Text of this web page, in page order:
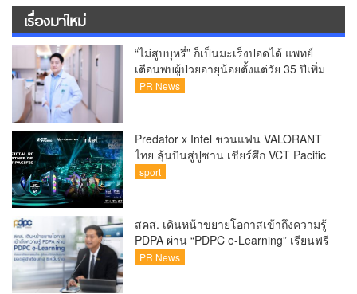
เรื่องมาใหม่
“ไม่สูบบุหรี่” ก็เป็นมะเร็งปอดได้ แพทย์
เตือนพบผู้ป่วยอายุน้อยตั้งแต่วัย 35 ปีเพิ่ม
ขึ้นคนไทยกว่า 70% รู้ตัวเมื่อโรคลุกลาม
PR News
Predator x Intel ชวนแฟน VALORANT
ไทย ลุ้นบินสู่ปูซาน เชียร์ศึก VCT Pacific
Finals Busan ประเทศเกาหลีใต้ Predator
สุดพิเศษตลอดทัวร์นาเมนต์
sport
สคส. เดินหน้าขยายโอกาสเข้าถึงความรู้
PDPA ผ่าน “PDPC e-Learning” เรียนฟรี
ทุกที่ ทุกเวลา พร้อมประกาศนียบัตร ต่อย
PR News